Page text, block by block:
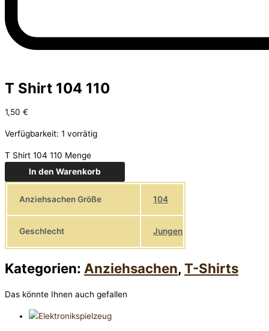
T Shirt 104 110
1,50 €
Verfügbarkeit: 1 vorrätig
T Shirt 104 110 Menge
In den Warenkorb
Anziehsachen Größe 104
Geschlecht Jungen
Kategorien: Anziehsachen, T-Shirts
Das könnte Ihnen auch gefallen